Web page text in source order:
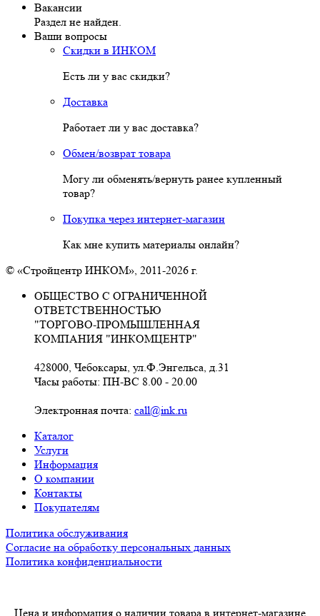
Вакансии
Раздел не найден.
Ваши вопросы
Скидки в ИНКОМ
Есть ли у вас скидки?
Доставка
Работает ли у вас доставка?
Обмен/возврат товара
Могу ли обменять/вернуть ранее купленный
товар?
Покупка через интернет-магазин
Как мне купить материалы онлайн?
© «Стройцентр ИНКОМ», 2011-2026 г.
ОБЩЕСТВО С ОГРАНИЧЕННОЙ
ОТВЕТСТВЕННОСТЬЮ
"ТОРГОВО-ПРОМЫШЛЕННАЯ
КОМПАНИЯ "ИНКОМЦЕНТР"
428000, Чебоксары, ул.Ф.Энгельса, д.31
Часы работы: ПН-ВС 8.00 - 20.00
Электронная почта: call@ink.ru
Каталог
Услуги
Информация
О компании
Контакты
Покупателям
Политика обслуживания
Согласие на обработку персональных данных
Политика конфиденциальности
Цена и информация о наличии товара в интернет-магазине